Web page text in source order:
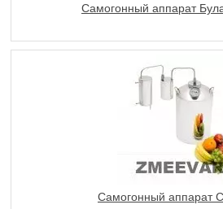
Самогонный аппарат
Самогонный аппарат